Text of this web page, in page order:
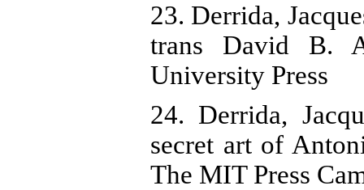
23. Derrida,
trans David B.
University Press
24. Derrida,
secret art of
The MIT Press